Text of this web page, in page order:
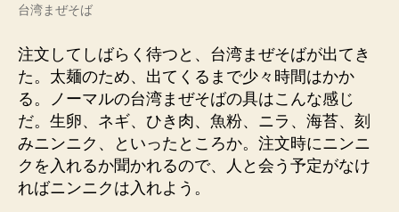
台湾まぜそば
注文してしばらく待つと、台湾まぜそばが出てき
た。太麺のため、出てくるまで少々時間はかか
る。ノーマルの台湾まぜそばの具はこんな感じ
だ。生卵、ネギ、ひき肉、魚粉、ニラ、海苔、刻
みニンニク、といったところか。注文時にニンニ
クを入れるか聞かれるので、人と会う予定がなけ
ればニンニクは入れよう。